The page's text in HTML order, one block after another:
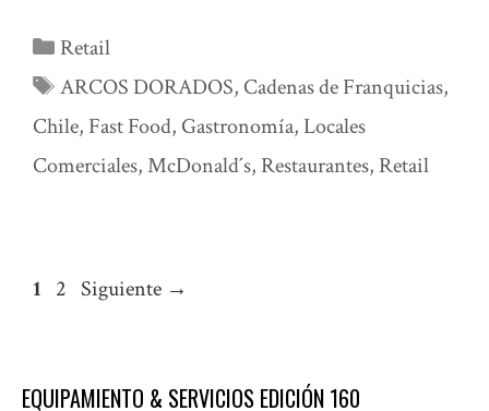
Categorías
Retail
Etiquetas
ARCOS DORADOS, Cadenas de Franquicias,
Chile, Fast Food, Gastronomía,Locales
Comerciales,McDonald´s, Restaurantes, Retail
Página
1 Página
2 Siguiente →
EQUIPAMIENTO & SERVICIOS EDICIÓN 160